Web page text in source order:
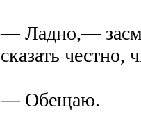
— Ладно,—
сказать
— Обещаю.